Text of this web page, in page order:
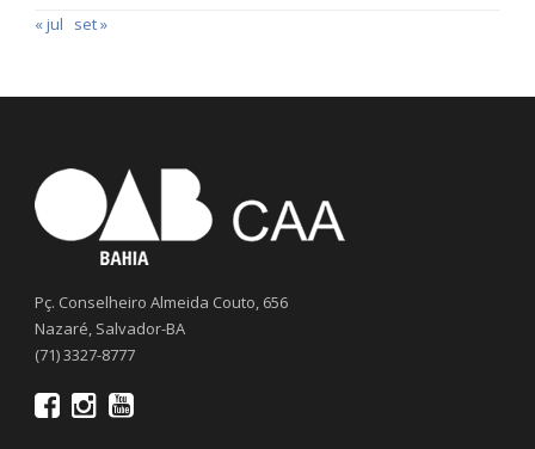
« jul
set »
Pç. Conselheiro Almeida Couto, 656
Nazaré, Salvador-BA
(71) 3327-8777